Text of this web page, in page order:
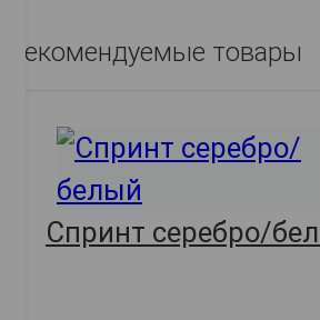
Рекомендуемые товары
Спринт серебро/